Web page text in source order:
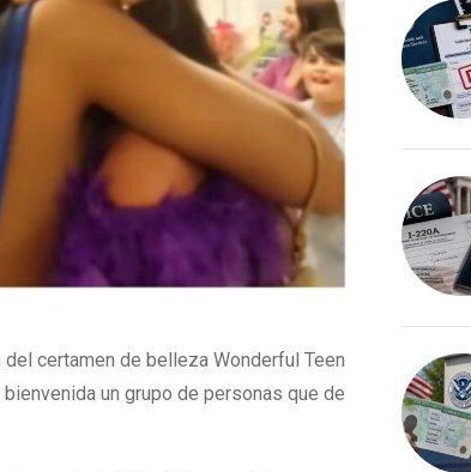
certamen de belleza Wonderful Teen
un grupo de personas que de